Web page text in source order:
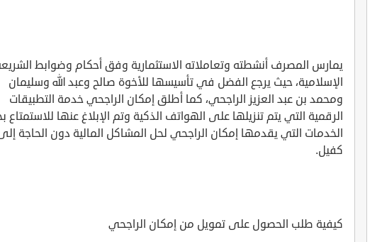
يمارس المصرف أنشطته وتعاملاته الاستثمارية وفق أحكام وضوابط
الإسلامية، حيث يرجع الفضل في تأسيسها للأخوة صالح وعبد الله وسليمان
ومحمد بن عبد العزيز الراجحي، كما أطلق إمكان الراجحي خدمة التطبيقات
الرقمية التي يتم تنزيلها على الهواتف الذكية وتم الإبلاغ عنها للاستمتاع
الخدمات التي يقدمها إمكان الراجحي لحل المشاكل المالية دون الحاجة
كفيل.
كيفية طلب الحصول على تمويل من إمكان الراجحي